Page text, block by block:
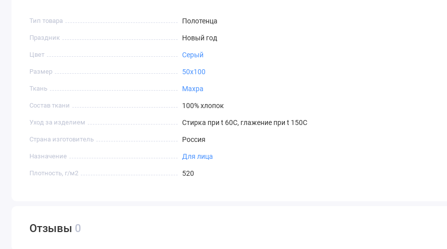
Тип товара Полотенца
Праздник Новый год
Цвет Серый
Размер 50х100
Ткань Махра
Состав ткани 100% хлопок
Уход за изделием Стирка при t 60С, глажение при t 150С
Страна изготовитель Россия
Назначение Для лица
Плотность, г/м2 520
Отзывы 0